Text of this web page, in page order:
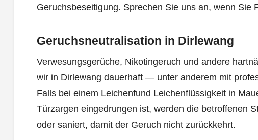
Geruchsbeseitigung. Sprechen Sie uns an, wenn Sie
Geruchsneutralisation in Dirlewang
Verwesungsgerüche, Nikotingeruch und andere
wir in Dirlewang dauerhaft — unter anderem mit
Falls bei einem Leichenfund Leichenflüssigkeit in
Türzargen eingedrungen ist, werden die betroffenen
oder saniert, damit der Geruch nicht zurückkehrt.